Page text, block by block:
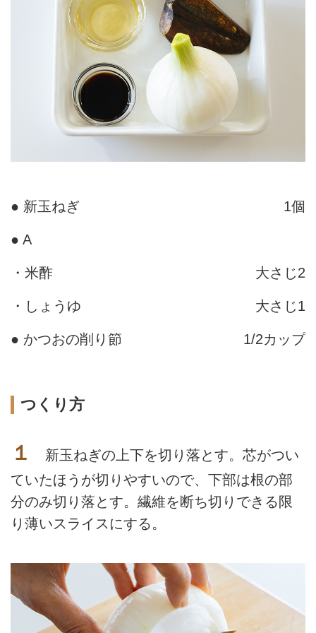
● 新玉ねぎ 1個
● A
・米酢 大さじ2
・しょうゆ 大さじ1
● かつおの削り節 1/2カップ
つくり方
１
新玉ねぎの上下を切り落とす。芯がつい
ていたほうが切りやすいので、下部は根の部
分のみ切り落とす。繊維を断ち切りできる限
り薄いスライスにする。